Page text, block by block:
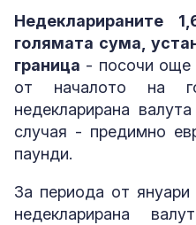
Недекларираните
голямата сума,
граница - посочи още
от началото на
недекларирана
случая - предимно
паунди.
За периода от
недекларирана